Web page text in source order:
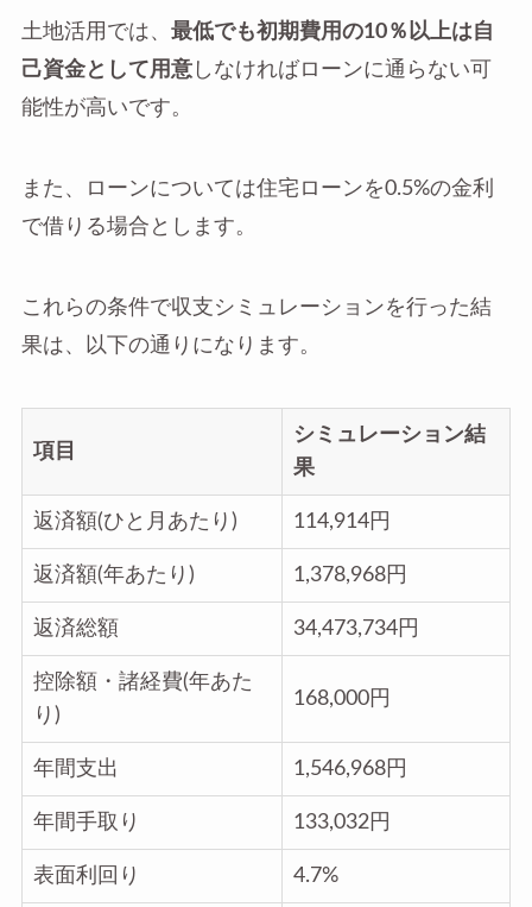
土地活用では、 最低でも初期費用の10％以上は自
己資金として用意しなければローンに通らない可
能性が高いです。
また、ローンについては住宅ローンを0.5%の金利
で借りる場合とします。
これらの条件で収支シミュレーションを行った結
果は、以下の通りになります。
項目
シミュレーション結
果
返済額(ひと月あたり) 114,914円
返済額(年あたり) 1,378,968円
返済総額 34,473,734円
控除額・諸経費(年あた
り)
168,000円
年間支出 1,546,968円
年間手取り 133,032円
表面利回り 4.7%